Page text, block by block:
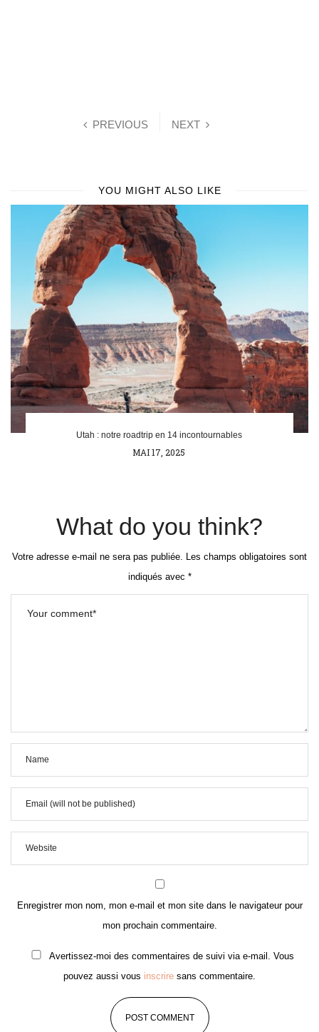
PREVIOUS NEXT
YOU MIGHT ALSO LIKE
Utah : notre roadtrip en 14 incontournables
POSTED
MAI 17, 2025
What do you think?
Votre adresse e-mail ne sera pas publiée. Les champs obligatoires sont
indiqués avec *
Enregistrer mon nom, mon e-mail et mon site dans le navigateur pour
mon prochain commentaire.
Avertissez-moi des commentaires de suivi via e-mail. Vous
pouvez aussi vous inscrire sans commentaire.